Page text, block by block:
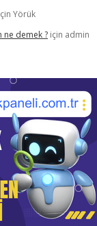
Yörük
demek ? için admin